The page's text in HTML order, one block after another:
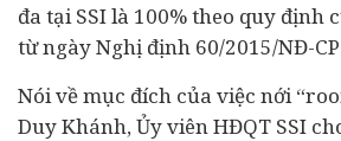
đa tại SSI là 100% theo quy định
từ ngày Nghị định 60/2015/NĐ-
Nói về mục đích của việc nới
Duy Khánh, Ủy viên HĐQT SSI